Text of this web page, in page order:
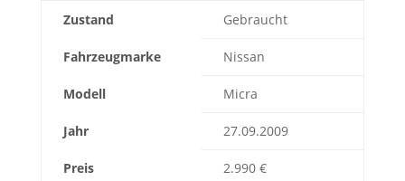
Zustand Gebraucht
Fahrzeugmarke Nissan
Modell Micra
Jahr 27.09.2009
Preis 2.990 €